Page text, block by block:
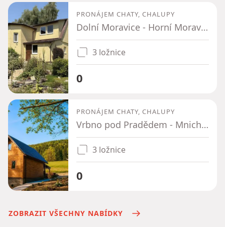
PRONÁJEM CHATY, CHALUPY
Dolní Moravice - Horní Moravice, Moravskoslezský kraj
3 ložnice
0
PRONÁJEM CHATY, CHALUPY
Vrbno pod Pradědem - Mnichov pod Pradědem, Moravskoslezský kraj
3 ložnice
0
ZOBRAZIT VŠECHNY NABÍDKY